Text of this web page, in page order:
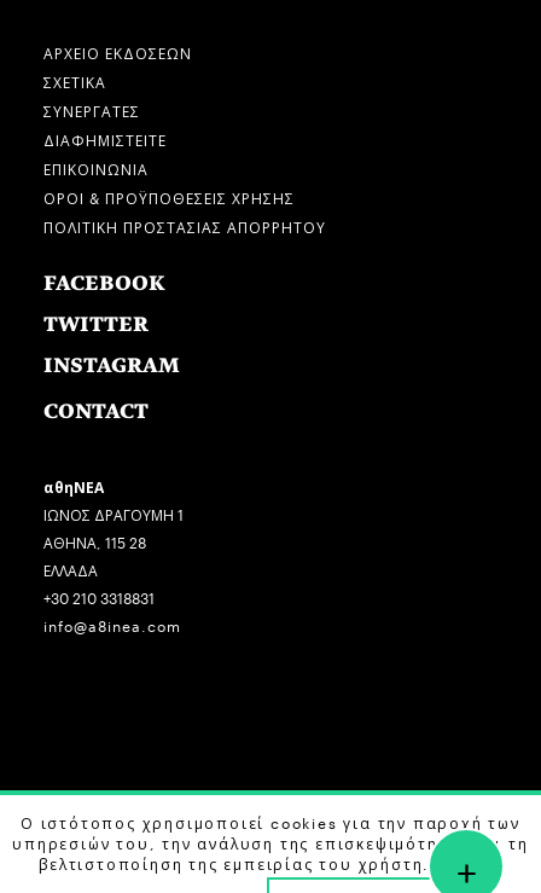
ΑΡΧΕΙΟ ΕΚΔΟΣΕΩΝ
ΣΧΕΤΙΚΑ
ΣΥΝΕΡΓΑΤΕΣ
ΔΙΑΦΗΜΙΣΤΕΙΤΕ
ΕΠΙΚΟΙΝΩΝΙΑ
ΟΡΟΙ & ΠΡΟΫΠΟΘΕΣΕΙΣ ΧΡΗΣΗΣ
ΠΟΛΙΤΙΚΗ ΠΡΟΣΤΑΣΙΑΣ ΑΠΟΡΡΗΤΟΥ
FACEBOOK
TWITTER
INSTAGRAM
CONTACT
αθηΝΕΑ
ΙΩΝΟΣ ΔΡΑΓΟΥΜΗ 1
ΑΘΗΝΑ, 115 28
ΕΛΛΑΔΑ
+30 210 3318831
info@a8inea.com
COPYRIGHT © 2026 αθηΝΕΑ, ALL RIGHTS RESERVED.
DESIGN BY G DESIGN STUDIO. DEVELOPED BYB LABS
Ο ιστότοπος χρησιμοποιεί cookies για την παροχή των
υπηρεσιών του, την ανάλυση της επισκεψιμότητας και τη
βελτιστοποίηση της εμπειρίας του χρήστη. Μάθετε
+